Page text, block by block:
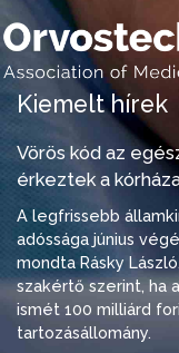
Kiemelt hírek
Vörös kód az
érkeztek a
A legfrissebb
adóssága június
mondta Rásky
szakértő szerint, ha
ismét 100 milliárd
tartozásállomány.